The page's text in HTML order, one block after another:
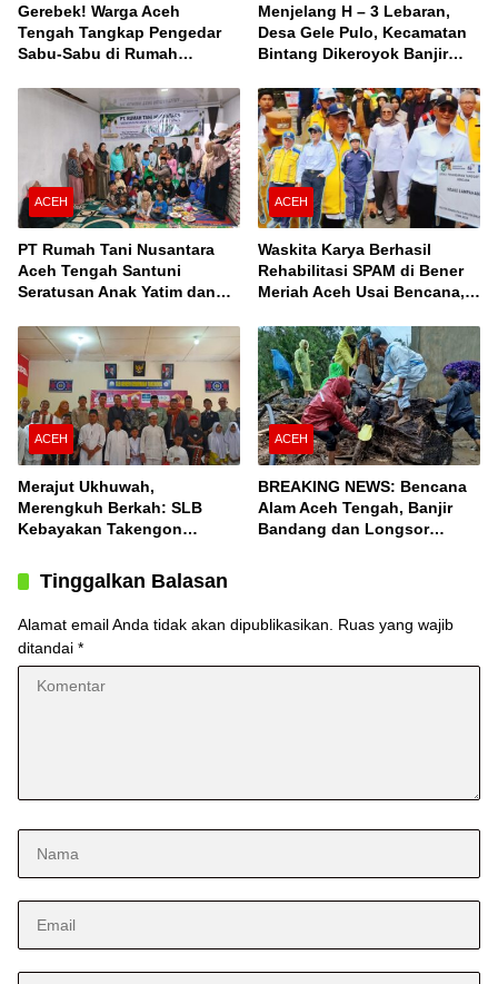
Gerebek! Warga Aceh
Tengah Tangkap Pengedar
Sabu-Sabu di Rumah
Menjelang H – 3 Lebaran,
Desa Gele Pulo, Kecamatan
Bintang Dikeroyok Banjir
ACEH
PT Rumah Tani Nusantara
Aceh Tengah Santuni
Seratusan Anak Yatim dan
Puasa Bersama
ACEH
Waskita Karya Berhasil
Rehabilitasi SPAM di Bener
Meriah Aceh Usai Bencana,
Air Bagi 3.000 KK
ACEH
Merajut Ukhuwah,
Merengkuh Berkah: SLB
Kebayakan Takengon
ACEH
BREAKING NEWS: Bencana
Alam Aceh Tengah, Banjir
Bandang dan Longsor
Tinggalkan Balasan
Alamat email Anda tidak akan dipublikasikan. Ruas yang wajib
ditandai *